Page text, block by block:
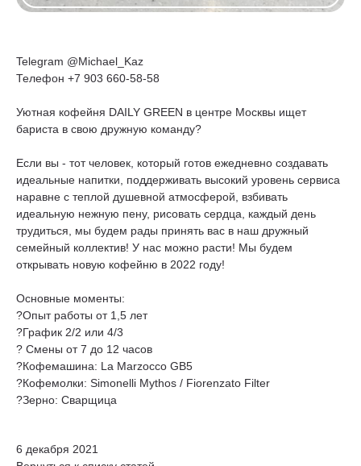
Telegram @Michael_Kaz
Телефон +7 903 660-58-58
Уютная кофейня DAILY GREEN в центре Москвы ищет
бариста в свою дружную команду?
Если вы - тот человек, который готов ежедневно создавать
идеальные напитки, поддерживать высокий уровень сервиса
наравне с теплой душевной атмосферой, взбивать
идеальную нежную пену, рисовать сердца, каждый день
трудиться, мы будем рады принять вас в наш дружный
семейный коллектив! У нас можно расти! Мы будем
открывать новую кофейню в 2022 году!
Основные моменты:
?Опыт работы от 1,5 лет
?График 2/2 или 4/3
? Смены от 7 до 12 часов
?Кофемашина: La Marzocco GB5
?Кофемолки: Simonelli Mythos / Fiorenzato Filter
?Зерно: Сварщица
6 декабря 2021